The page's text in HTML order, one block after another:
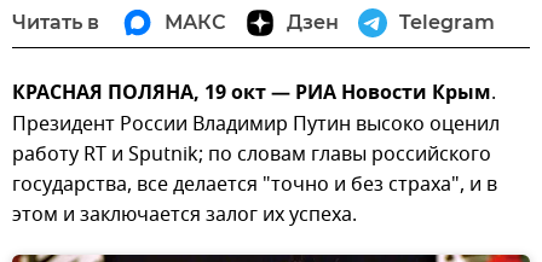
Читать в МАКС Дзен Telegram
КРАСНАЯ ПОЛЯНА, 19 окт — РИА Новости Крым.
Президент России Владимир Путин высоко оценил
работу RT и Sputnik; по словам главы российского
государства, все делается "точно и без страха", и в
этом и заключается залог их успеха.